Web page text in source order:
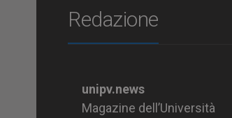
Redazione
unipv.news
Magazine dell’Università